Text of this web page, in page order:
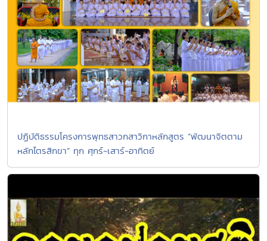
ปฏิบัติธรรมโครงการพุทธสาวกสาวิกาหลักสูตร “พัฒนาจิตตาม
หลักไตรสิกขา” ทุก ศุกร์-เสาร์-อาทิตย์